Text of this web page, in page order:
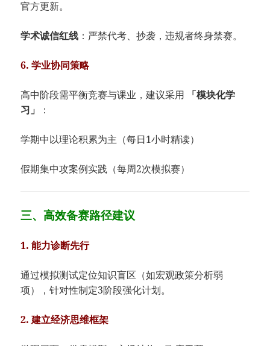
官方更新。
​学术诚信红线​ ​：严禁代考、抄袭，违规者终身禁赛。
​6. 学业协同策略​
高中阶段需平衡竞赛与课业，建议采用 ​
​「模块化学
习」​
​：
学期中以理论积累为主（每日1小时精读）
假期集中攻案例实践（每周2次模拟赛）
三、高效备赛路径建议
​1. 能力诊断先行​
通过模拟测试定位知识盲区（如宏观政策分析弱
项），针对性制定3阶段强化计划。
​2. 建立经济思维框架​